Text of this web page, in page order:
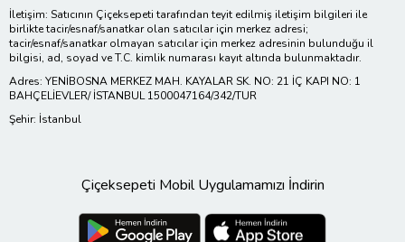
İletişim: Satıcının Çiçeksepeti tarafından teyit edilmiş iletişim bilgileri ile
birlikte tacir/esnaf/sanatkar olan satıcılar için merkez adresi;
tacir/esnaf/sanatkar olmayan satıcılar için merkez adresinin bulunduğu il
bilgisi, ad, soyad ve T.C. kimlik numarası kayıt altında bulunmaktadır.
Adres: YENİBOSNA MERKEZ MAH. KAYALAR SK. NO: 21 İÇ KAPI NO: 1
BAHÇELİEVLER/ İSTANBUL 1500047164/342/TUR
Şehir: İstanbul
Çiçeksepeti Mobil Uygulamamızı İndirin